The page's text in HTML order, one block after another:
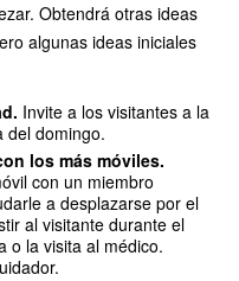
Obtendrá otras ideas
algunas ideas iniciales
Invite a los visitantes a la
del domingo.
los más móviles.
con un miembro
a desplazarse por el
al visitante durante el
o la visita al médico.